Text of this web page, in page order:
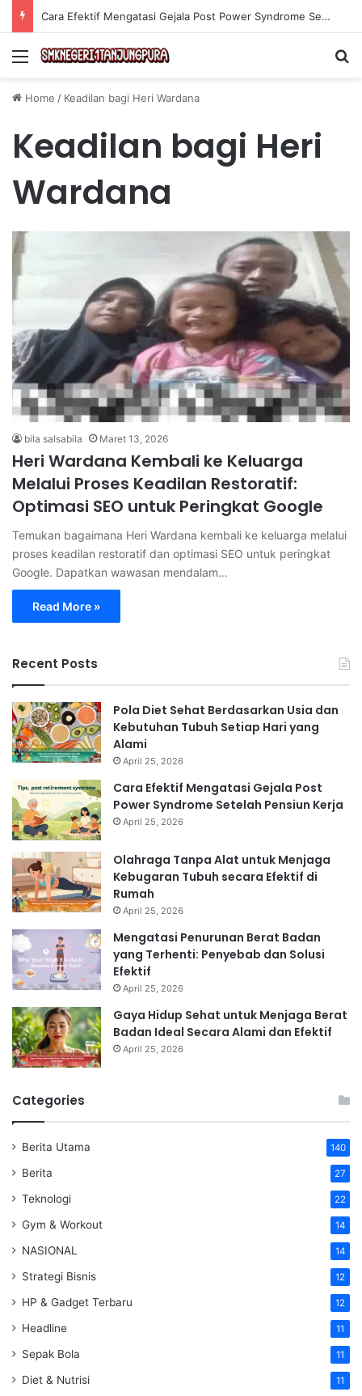
Cara Efektif Mengatasi Gejala Post Power Syndrome Setelah Pensiun Kerja
Menu
Home / Keadilan bagi Heri Wardana
Keadilan bagi Heri
Wardana
bila salsabila Maret 13, 2026
Heri Wardana Kembali ke Keluarga
Melalui Proses Keadilan Restoratif:
Optimasi SEO untuk Peringkat Google
Temukan bagaimana Heri Wardana kembali ke keluarga melalui
proses keadilan restoratif dan optimasi SEO untuk peringkat
Google. Dapatkan wawasan mendalam…
Read More »
Recent Posts
Pola Diet Sehat Berdasarkan Usia dan
Kebutuhan Tubuh Setiap Hari yang
Alami
April 25, 2026
Cara Efektif Mengatasi Gejala Post
Power Syndrome Setelah Pensiun Kerja
April 25, 2026
Olahraga Tanpa Alat untuk Menjaga
Kebugaran Tubuh secara Efektif di
Rumah
April 25, 2026
Mengatasi Penurunan Berat Badan
yang Terhenti: Penyebab dan Solusi
Efektif
April 25, 2026
Gaya Hidup Sehat untuk Menjaga Berat
Badan Ideal Secara Alami dan Efektif
April 25, 2026
Categories
Berita Utama 140
Berita 27
Teknologi 22
Gym & Workout 14
NASIONAL 14
Strategi Bisnis 12
HP & Gadget Terbaru 12
Headline 11
Sepak Bola 11
Diet & Nutrisi 11